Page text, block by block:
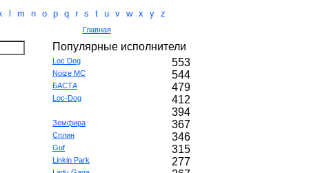
k m n o p q r s t u v w x y z
Главная
Популярные исполнители
Loc Dog 553
Noize MC 544
БАСТА 479
Loc-Dog
412
394
Земфира 367
Сплин 346
Guf 315
Linkin Park 277